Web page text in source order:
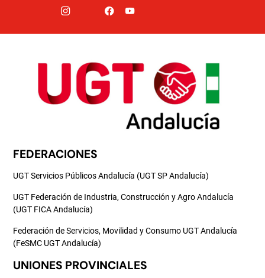
FEDERACIONES
UGT Servicios Públicos Andalucía (UGT SP Andalucía)
UGT Federación de Industria, Construcción y Agro Andalucía
(UGT FICA Andalucía)
Federación de Servicios, Movilidad y Consumo UGT Andalucía
(FeSMC UGT Andalucía)
UNIONES PROVINCIALES